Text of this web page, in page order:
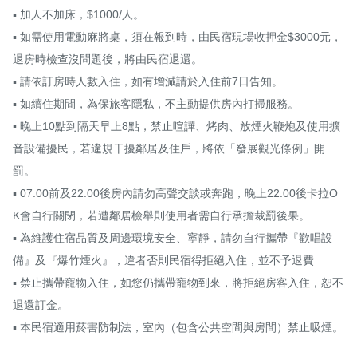
▪ 加人不加床，$1000/人。
▪ 如需使用電動麻將桌，須在報到時，由民宿現場收押金$3000元，
退房時檢查沒問題後，將由民宿退還。
▪ 請依訂房時人數入住，如有增減請於入住前7日告知。
▪ 如續住期間，為保旅客隱私，不主動提供房內打掃服務。
▪ 晚上10點到隔天早上8點，禁止喧譁、烤肉、放煙火鞭炮及使用擴
音設備擾民，若違規干擾鄰居及住戶，將依「發展觀光條例」開
罰。
▪ 07:00前及22:00後房內請勿高聲交談或奔跑，晚上22:00後卡拉O
K會自行關閉，若遭鄰居檢舉則使用者需自行承擔裁罰後果。
▪ 為維護住宿品質及周邊環境安全、寧靜，請勿自行攜帶『歡唱設
備』及『爆竹煙火』，違者否則民宿得拒絕入住，並不予退費
▪ 禁止攜帶寵物入住，如您仍攜帶寵物到來，將拒絕房客入住，恕不
退還訂金。
▪ 本民宿適用菸害防制法，室內（包含公共空間與房間）禁止吸煙。